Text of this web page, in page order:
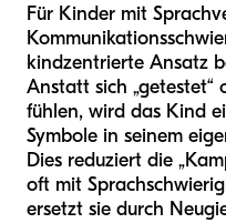
Für Kinder mit
kindzentrierte Ansatz
Anstatt sich „getestet“
fühlen, wird das Kind
Symbole in seinem
Dies reduziert die
oft mit
ersetzt sie durch